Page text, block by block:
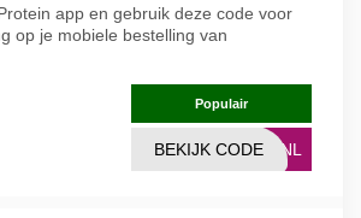
app en gebruik deze code voor
op je mobiele bestelling van
Populair
PPNL
BEKIJK CODE